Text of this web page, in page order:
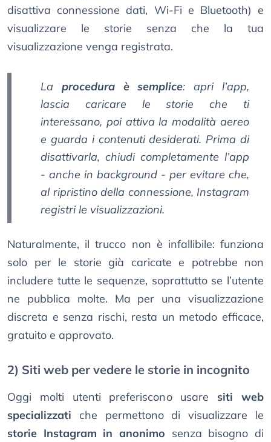
disattiva connessione dati, Wi-Fi e Bluetooth) e
visualizzare le storie senza che la tua
visualizzazione venga registrata.
La procedura è semplice: apri l’app,
lascia caricare le storie che ti
interessano, poi attiva la modalità aereo
e guarda i contenuti desiderati. Prima di
disattivarla, chiudi completamente l’app
- anche in background - per evitare che,
al ripristino della connessione, Instagram
registri le visualizzazioni.
Naturalmente, il trucco non è infallibile: funziona
solo per le storie già caricate e potrebbe non
includere tutte le sequenze, soprattutto se l’utente
ne pubblica molte. Ma per una visualizzazione
discreta e senza rischi, resta un metodo efficace,
gratuito e approvato.
2) Siti web per vedere le storie in incognito
Oggi molti utenti preferiscono usare siti web
specializzati che permettono di visualizzare le
storie Instagram in anonimo senza bisogno di